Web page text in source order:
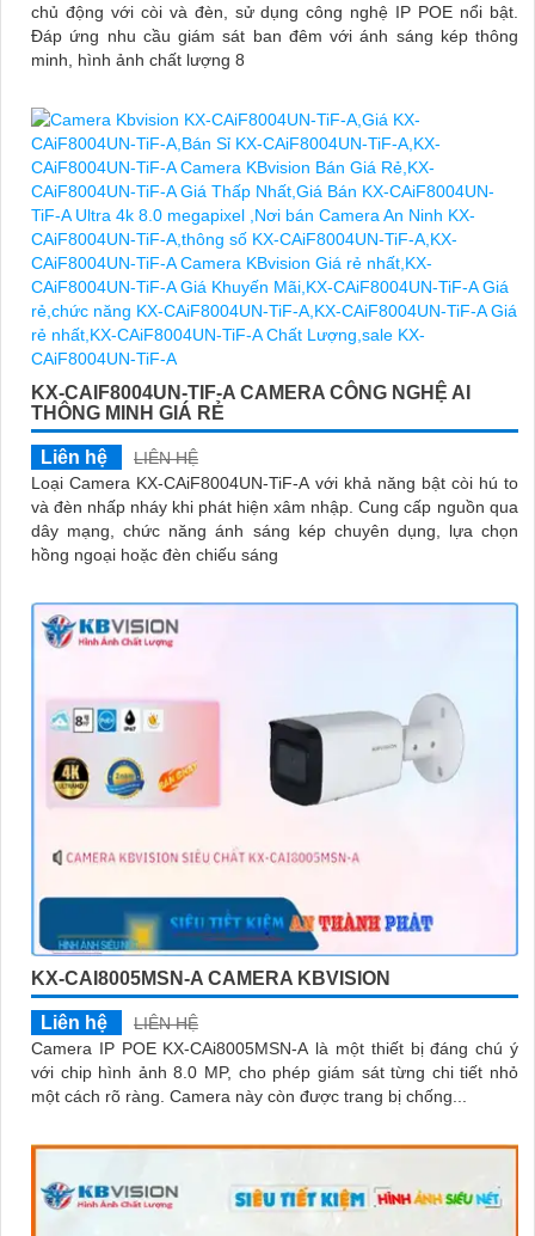
chủ động với còi và đèn, sử dụng công nghệ IP POE nổi bật.
Đáp ứng nhu cầu giám sát ban đêm với ánh sáng kép thông
minh, hình ảnh chất lượng 8
KX-CAIF8004UN-TIF-A CAMERA CÔNG NGHỆ AI
THÔNG MINH GIÁ RẺ
Liên hệ
LIÊN HỆ
Loại Camera KX-CAiF8004UN-TiF-A với khả năng bật còi hú to
và đèn nhấp nháy khi phát hiện xâm nhập. Cung cấp nguồn qua
dây mạng, chức năng ánh sáng kép chuyên dụng, lựa chọn
hồng ngoại hoặc đèn chiếu sáng
KX-CAI8005MSN-A CAMERA KBVISION
Liên hệ
LIÊN HỆ
Camera IP POE KX-CAi8005MSN-A là một thiết bị đáng chú ý
với chip hình ảnh 8.0 MP, cho phép giám sát từng chi tiết nhỏ
một cách rõ ràng. Camera này còn được trang bị chống...